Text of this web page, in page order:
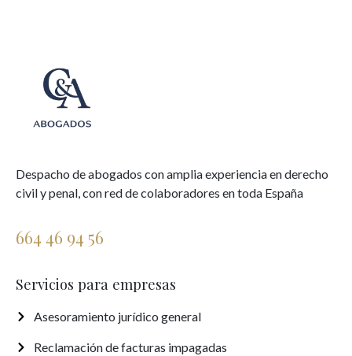
Despacho de abogados con amplia experiencia en derecho
civil y penal, con red de colaboradores en toda España
664 46 94 56
Servicios para empresas
Asesoramiento jurídico general
Reclamación de facturas impagadas